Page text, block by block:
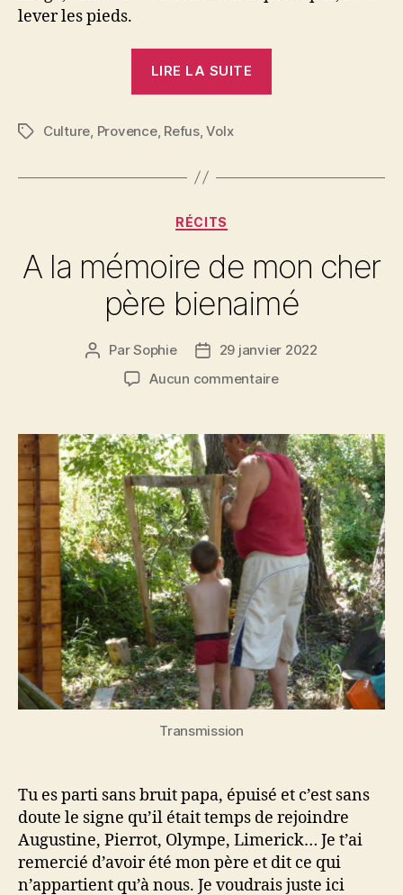
lever les pieds.
LIRE LA SUITE
Étiquettes
Culture Provence, Refus,Volx
Catégories
RÉCITS
A la mémoire de mon cher
père bienaimé
Auteur
l’article
ParSophie
Date29 janvier 2022
Aucun commentairesur
mémoire
de
mon
cher
père
bienaimé
Transmission
Tu es parti sans bruit papa, épuisé et c’est sans
doute le signe qu’il était temps de rejoindre
Augustine, Pierrot, Olympe, Limerick… Je t’ai
remercié d’avoir été mon père et dit ce qui
n’appartient qu’à nous. Je voudrais juste ici